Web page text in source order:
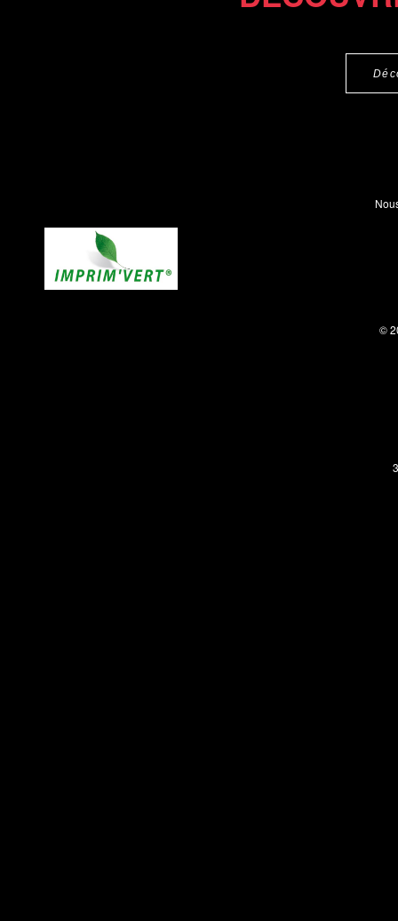
©